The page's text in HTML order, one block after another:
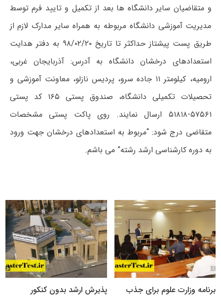
و متقاضیان سایر دانشگاه ها بعد از تکمیل و تایید فرم توسط
مدیریت آموزشی دانشگاه مربوطه به همراه سایر مدارک لازم از
طریق پست پیشتاز حداکثر تا تاریخ ۹۸/۰۲/۲۰ به دفتر هدایت
استعدادهای درخشان دانشگاه به آدرس: آذربایجان غربی،
ارومیه، کیلومتر ۱۱ جاده سرو، پردیس نازلو، معاونت آموزشی و
تحصیلات تکمیلی دانشگاه، صندوق پستی ۱۶۵ کد پستی
۵۷۵۶۱-۵۱۸۱۸ ارسال نمایند. روی پاکت پستی مشخصات
متقاضی درج شود: “مربوط به استعدادهای درخشان جهت ورود
به دوره کارشناسی ارشد رشته” می باشم.
برنامه وزارت علوم برای جذب
پذیرش ارشد بدون کنکور